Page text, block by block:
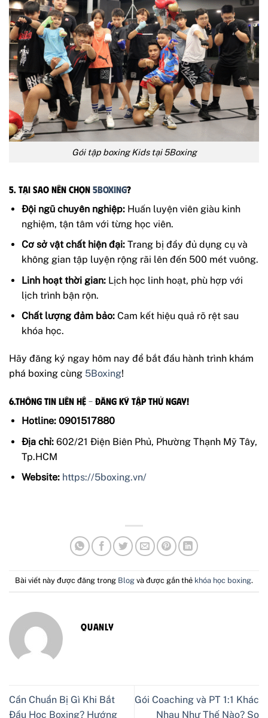
Gói tập boxing Kids tại 5Boxing
5. Tại Sao Nên Chọn 5Boxing?
Đội ngũ chuyên nghiệp:Huấn luyện viên giàu kinh
nghiệm, tận tâm với từng học viên.
Cơ sở vật chất hiện đại:Trang bị đầy đủ dụng cụ và
không gian tập luyện rộng rãi lên đến 500 mét vuông.
Linh hoạt thời gian:Lịch học linh hoạt, phù hợp với
lịch trình bận rộn.
Chất lượng đảm bảo:Cam kết hiệu quả rõ rệt sau
khóa học.
Hãy đăng ký ngay hôm nay để bắt đầu hành trình khám
phá boxing cùng 5Boxing!
6.Thông Tin Liên Hệ – Đăng Ký Tập Thử Ngay!
Hotline: 0901517880
Địa chỉ:602/21 Điện Biên Phủ, Phường Thạnh Mỹ Tây,
Tp.HCM
Website: https://5boxing.vn/
Bài viết này được đăng trong Blog và được gắn thẻ khóa học boxing.
QUANLY
Cần Chuẩn Bị Gì Khi Bắt
Đầu Học Boxing? Hướng
Gói Coaching và PT 1:1 Khác
Nhau Như Thế Nào? So